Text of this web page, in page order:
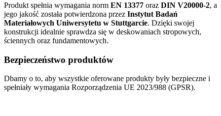
Produkt spełnia wymagania norm EN 13377 oraz DIN V20000-2, a
jego jakość została potwierdzona przez Instytut Badań
Materiałowych Uniwersytetu w Stuttgarcie. Dzięki swojej
konstrukcji idealnie sprawdza się w deskowaniach stropowych,
ściennych oraz fundamentowych.
Bezpieczeństwo produktów
Dbamy o to, aby wszystkie oferowane produkty były bezpieczne i
spełniały wymagania Rozporządzenia UE 2023/988 (GPSR).